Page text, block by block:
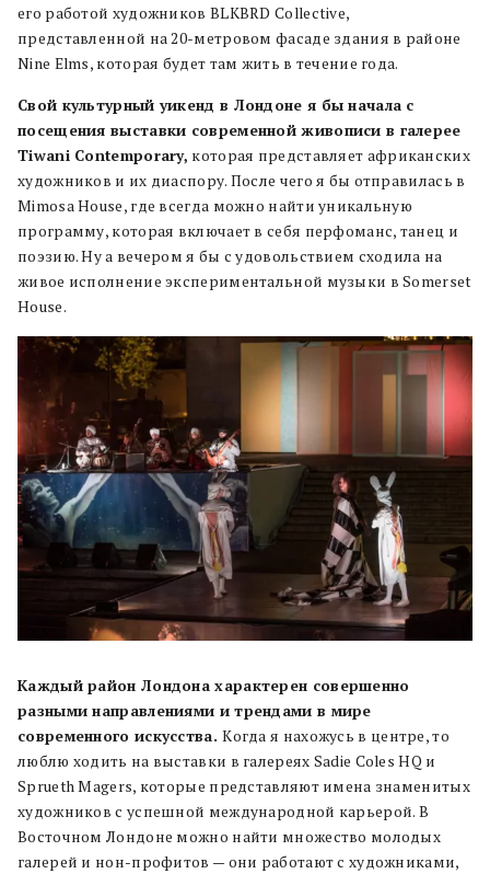
его работой художников BLKBRD Collective,
представленной на 20-метровом фасаде здания в районе
Nine Elms, которая будет там жить в течение года.
Свой культурный уикенд в Лондоне я бы начала с
посещения выставки современной живописи в галерее
Tiwani Contemporary, которая представляет африканских
художников и их диаспору. После чего я бы отправилась в
Mimosa House, где всегда можно найти уникальную
программу, которая включает в себя перфоманс, танец и
поэзию. Ну а вечером я бы с удовольствием сходила на
живое исполнение экспериментальной музыки в Somerset
House.
Каждый район Лондона характерен совершенно
разными направлениями и трендами в мире
современного искусства.Когда я нахожусь в центре, то
люблю ходить на выставки в галереях Sadie Coles HQ и
Sprueth Magers, которые представляют имена знаменитых
художников с успешной международной карьерой. В
Восточном Лондоне можно найти множество молодых
галерей и нон-профитов — они работают с художниками,